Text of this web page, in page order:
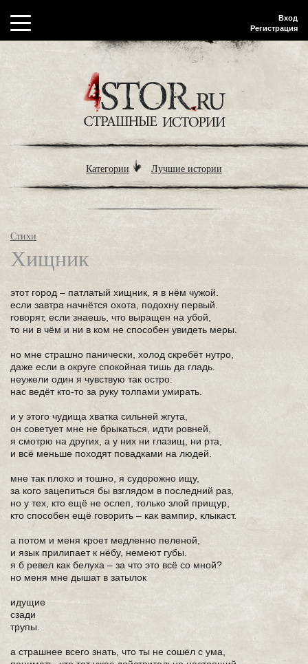
Вход
Регистрация
Категории Лучшие истории
Стихи
Хищник
этот город – патлатый хищник, я в нём чужой.
если завтра начнётся охота, подохну первый.
говорят, если знаешь, что выращен на убой,
то ни в чём и ни в ком не способен увидеть меры.
но мне страшно панически, холод скребёт нутро,
даже если в округе спокойная тишь да гладь.
неужели один я чувствую так остро:
нас ведёт кто-то за руку толпами умирать.
и у этого чудища хватка сильней жгута,
он советует мне не брыкаться, идти ровней,
я смотрю на других, а у них ни глазищ, ни рта,
и всё меньше походят повадками на людей.
мне так плохо и тошно, я судорожно ищу,
за кого зацепиться бы взглядом в последний раз,
но у тех, кто ещё не ослеп, только злой прищур,
кто способен ещё говорить – как вампир, клыкаст.
а потом и меня кроет медленно пеленой,
и язык прилипает к нёбу, немеют губы.
я б ревел как белуха – за что это всё со мной?
но меня мне дышат в затылок
идущие
сзади
трупы.
а страшнее всего знать, что ты не сошёл с ума,